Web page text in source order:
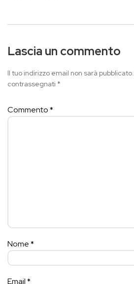
Lascia un commento
Il tuo indirizzo email non sarà pubblicato.
contrassegnati *
Commento*
Nome*
Email*